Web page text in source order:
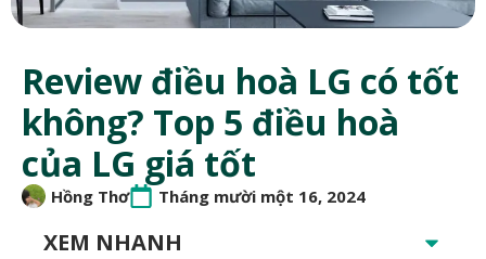
Review điều hoà LG có tốt
không? Top 5 điều hoà
của LG giá tốt
Hồng Thơ Tháng mười một 16, 2024
XEM NHANH